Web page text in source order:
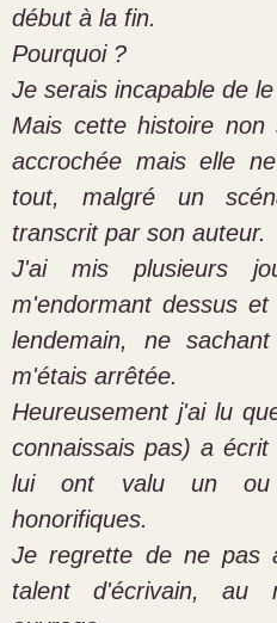
début à la fin.
Pourquoi ?
Je serais incapable de le
Mais cette histoire
accrochée mais elle
tout, malgré un
transcrit par son auteur.
J'ai mis plusieurs
m'endormant dessus
lendemain, ne
m'étais arrêtée.
Heureusement j'ai lu
connaissais pas) a
lui ont valu un ou
honorifiques.
Je regrette de ne pas
talent d'écrivain, au